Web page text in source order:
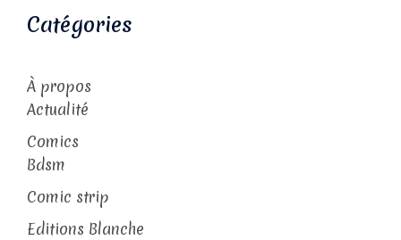
Catégories
À propos
Actualité
Comics
Bdsm
Comic strip
Editions Blanche